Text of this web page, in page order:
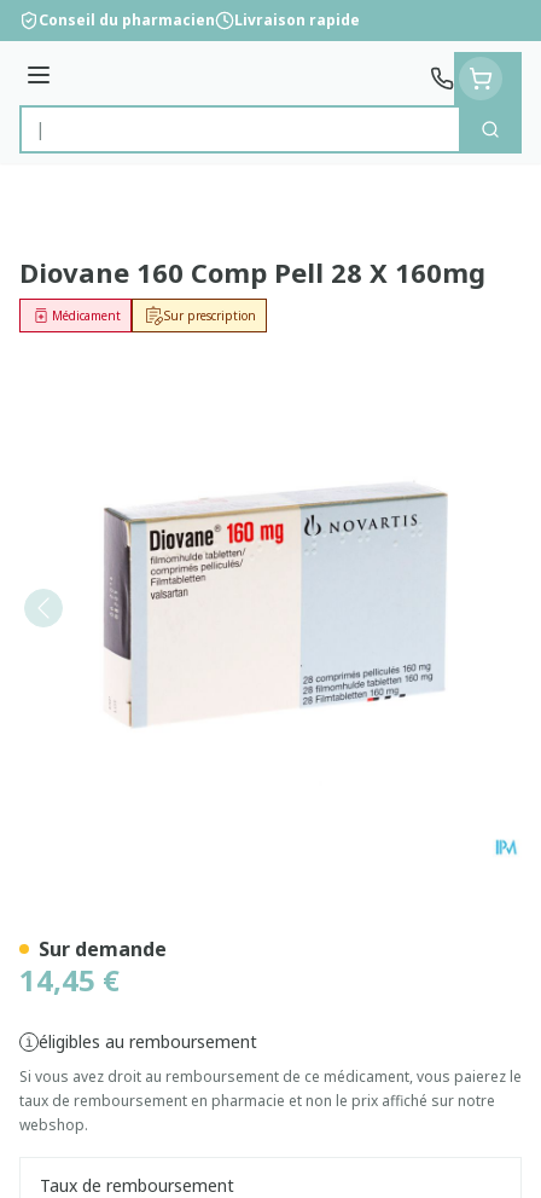
Aller au contenu
Conseil du pharmacien Livraison rapide
Menu
Rechercher
Diovane 160 Comp Pell 28 X 160mg
Sur prescription
Médicament
14,45 €
éligibles au remboursement
Si vous avez droit au remboursement de ce médicament, vous paierez le
taux de remboursement en pharmacie et non le prix affiché sur notre
webshop.
Taux de remboursement
Sur demande